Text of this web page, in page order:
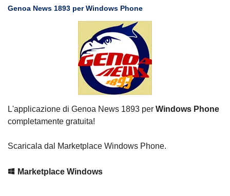
Genoa News 1893 per Windows Phone
L'applicazione di Genoa News 1893 per Windows Phone
completamente gratuita!
Scaricala dal Marketplace Windows Phone.
Marketplace Windows